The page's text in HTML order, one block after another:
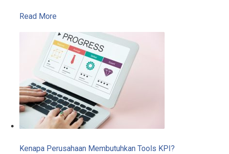
Read More
Kenapa Perusahaan Membutuhkan Tools KPI?